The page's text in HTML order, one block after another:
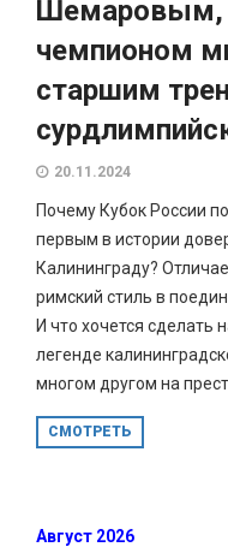
Шемаровым,
чемпионом
старшим
20.11.2024
Почему Кубок России
первым в истории
Калининграду?
римский стиль в
И что хочется сделать
легенде
многом другом на
СМОТРЕТЬ
Август 2026